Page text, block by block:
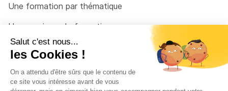
Une formation par thématique
Un organisme de formation
Un conseiller